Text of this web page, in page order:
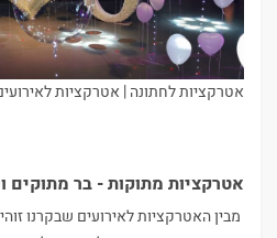
אטרקציות לחתונה | אטרקציות
אטרקציות מתוקות - בר מתוקים
מבין האטרקציות לאירועים שבקרנו